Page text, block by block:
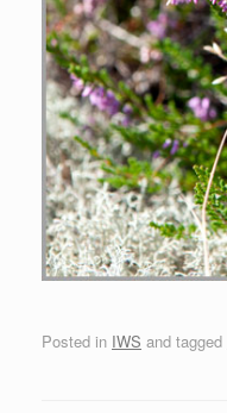
Posted in IWS and tagged